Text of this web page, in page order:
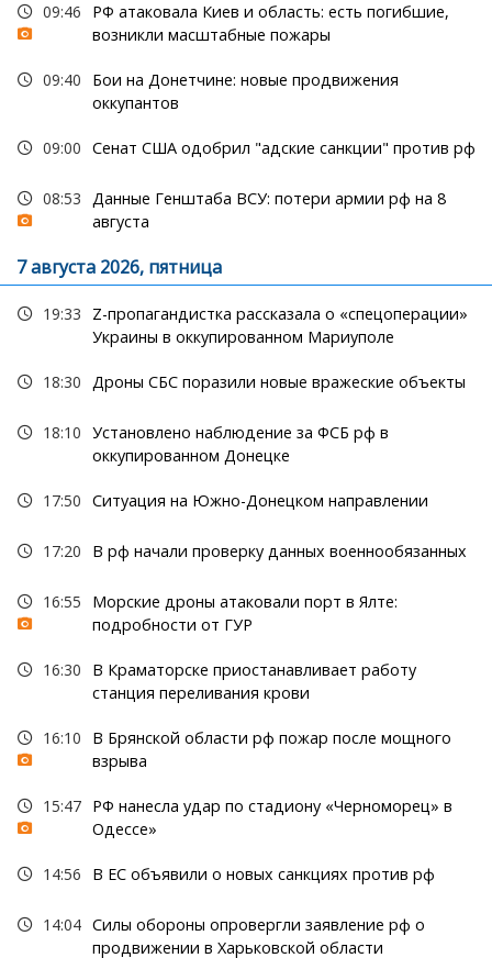
09:46
РФ атаковала Киев и область: есть погибшие,
возникли масштабные пожары
09:40
Бои на Донетчине: новые продвижения
оккупантов
09:00 Сенат США одобрил "адские санкции" против рф
08:53 Данные Генштаба ВСУ: потери армии рф на 8
августа
7 августа 2026, пятница
19:33
Z-пропагандистка рассказала о «спецоперации»
Украины в оккупированном Мариуполе
18:30 Дроны СБС поразили новые вражеские объекты
18:10 Установлено наблюдение за ФСБ рф в
оккупированном Донецке
17:50 Ситуация на Южно-Донецком направлении
17:20 В рф начали проверку данных военнообязанных
16:55
Морские дроны атаковали порт в Ялте:
подробности от ГУР
16:30
В Краматорске приостанавливает работу
станция переливания крови
16:10
В Брянской области рф пожар после мощного
взрыва
15:47 РФ нанесла удар по стадиону «Черноморец» в
Одессе»
14:56 В ЕС объявили о новых санкциях против рф
14:04 Силы обороны опровергли заявление рф о
продвижении в Харьковской области